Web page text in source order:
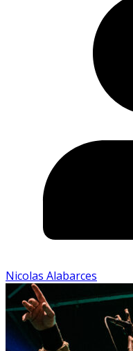
Nicolas Alabarces